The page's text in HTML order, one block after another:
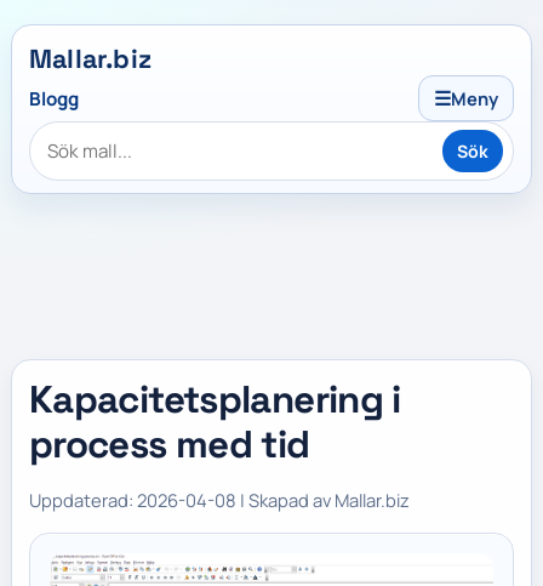
Mallar.biz
Blogg ☰Meny
Sök
Kapacitetsplanering i
process med tid
Uppdaterad: 2026-04-08 | Skapad av Mallar.biz